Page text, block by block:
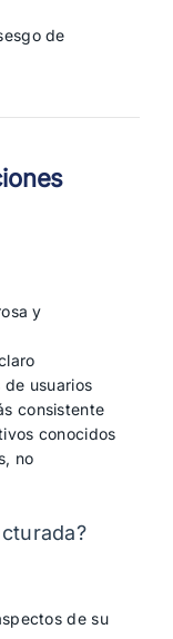
de
y
de usuarios
consistente
conocidos
no
de su